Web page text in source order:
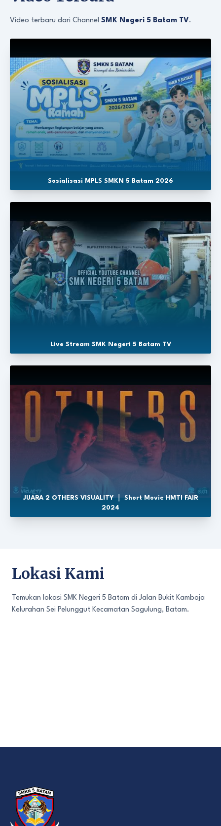
Video terbaru dari Channel SMK Negeri 5 Batam TV.
Sosialisasi MPLS SMKN 5 Batam 2026
Live Stream SMK Negeri 5 Batam TV
JUARA 2 OTHERS VISUALITY ｜ Short Movie HMTI FAIR
2024
Lokasi Kami
Temukan lokasi SMK Negeri 5 Batam di Jalan Bukit Kamboja
Kelurahan Sei Pelunggut Kecamatan Sagulung, Batam.